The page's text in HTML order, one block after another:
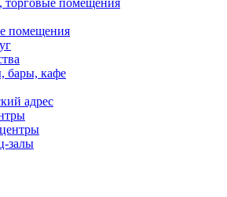
помещения
бары, кафе
адрес
залы